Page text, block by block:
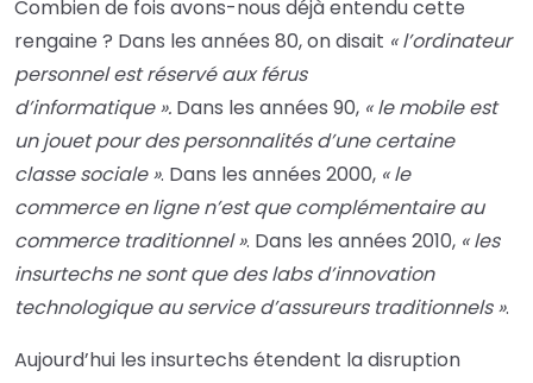
Combien de fois avons-nous déjà entendu cette
rengaine ? Dans les années 80, on disait « l’ordinateur
personnel est réservé aux férus
d’informatique ». Dans les années 90, « le mobile est
un jouet pour des personnalités d’une certaine
classe sociale ». Dans les années 2000, « le
commerce en ligne n’est que complémentaire au
commerce traditionnel ». Dans les années 2010, « les
insurtechs ne sont que des labs d’innovation
technologique au service d’assureurs traditionnels ».
Aujourd’hui les insurtechs étendent la disruption